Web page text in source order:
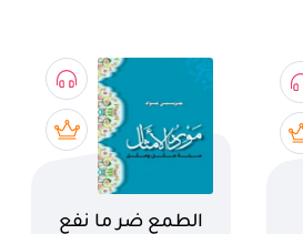
اسم الكتاب
الطمع ضر ما نفع